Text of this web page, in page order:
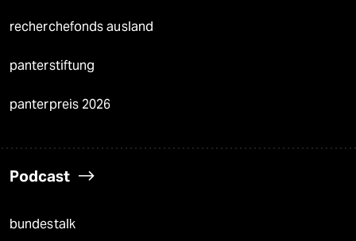
recherchefonds ausland
panterstiftung
panterpreis 2026
Podcast
bundestalk